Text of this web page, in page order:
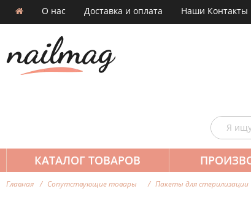
О нас Доставка и оплата Наши Контакты
КАТАЛОГ ТОВАРОВ
Главная Сопутствующие товары Пакеты для стерилизации